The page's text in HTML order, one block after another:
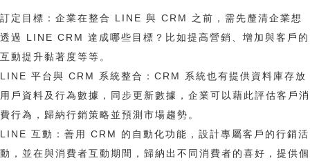
訂定目標：企業在整合 LINE 與 CRM 之前，需先釐清企業想
透過 LINE CRM 達成哪些目標？比如提高營銷、增加與客戶的
互動提升黏著度等等。
LINE 平台與 CRM 系統整合：CRM 系統也有提供資料庫存放
用戶資料及行為數據，同步更新數據，企業可以藉此評估客戶消
費行為，歸納行銷策略並預測市場趨勢。
LINE 互動：善用 CRM 的自動化功能，設計專屬客戶的行銷活
動，並在與消費者互動期間，歸納出不同消費者的喜好，提供個